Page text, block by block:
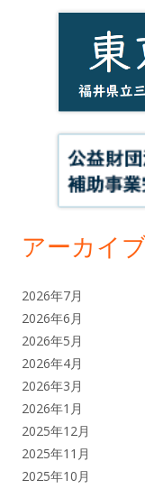
アーカイ
2026年7月
2026年6月
2026年5月
2026年4月
2026年3月
2026年1月
2025年12月
2025年11月
2025年10月